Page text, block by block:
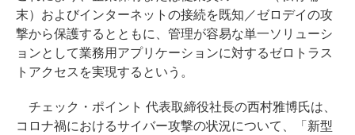
末）およびインターネットの接続を既知／ゼロデイの攻
撃から保護するとともに、管理が容易な単一ソリューシ
ョンとして業務用アプリケーションに対するゼロトラス
トアクセスを実現するという。
チェック・ポイント 代表取締役社長の西村雅博氏は、
コロナ禍におけるサイバー攻撃の状況について、「新型